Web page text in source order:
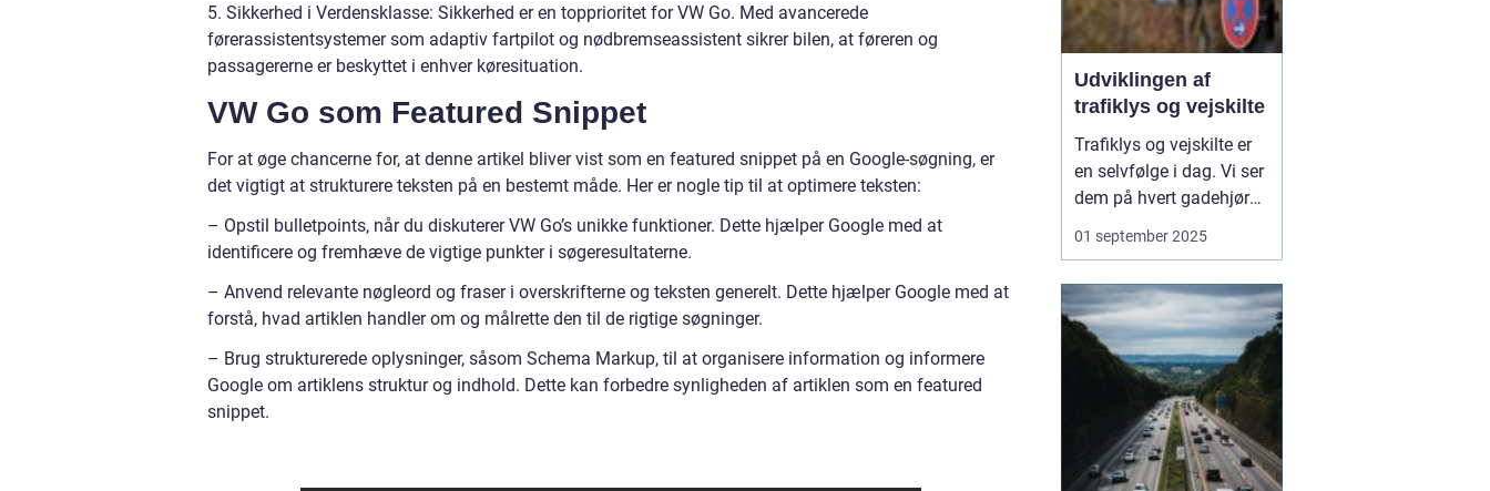
5. Sikkerhed i Verdensklasse: Sikkerhed er en topprioritet for VW Go. Med avancerede
førerassistentsystemer som adaptiv fartpilot og nødbremseassistent sikrer bilen, at føreren og
passagererne er beskyttet i enhver køresituation.
VW Go som Featured Snippet
For at øge chancerne for, at denne artikel bliver vist som en featured snippet på en Google-søgning, er
det vigtigt at strukturere teksten på en bestemt måde. Her er nogle tip til at optimere teksten:
– Opstil bulletpoints, når du diskuterer VW Go’s unikke funktioner. Dette hjælper Google med at
identificere og fremhæve de vigtige punkter i søgeresultaterne.
– Anvend relevante nøgleord og fraser i overskrifterne og teksten generelt. Dette hjælper Google med at
forstå, hvad artiklen handler om og målrette den til de rigtige søgninger.
– Brug strukturerede oplysninger, såsom Schema Markup, til at organisere information og informere
Google om artiklens struktur og indhold. Dette kan forbedre synligheden af artiklen som en featured
snippet.
Udviklingen af
trafiklys og vejskilte
Trafiklys og vejskilte er
en selvfølge i dag. Vi ser
dem på hvert gadehjørne
og hver landevej, og de
styrer vores adfærd i
tænker over det. Men
bag disse enkle
symboler ligger en
fascinerende ud...
01 september 2025